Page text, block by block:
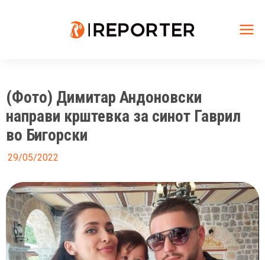
(Фото) Димитар Андоновски
направи крштевка за синот Гаврил
во Бигорски
29/05/2022